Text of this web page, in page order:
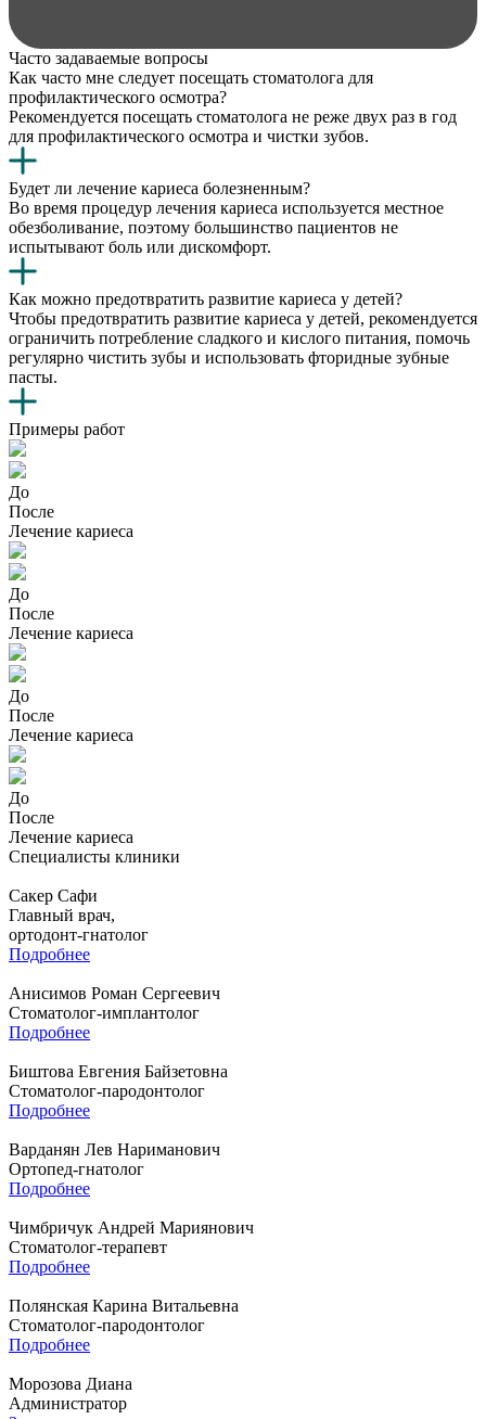
Часто задаваемые вопросы
Как часто мне следует посещать стоматолога для
профилактического осмотра?
Рекомендуется посещать стоматолога не реже двух раз в год
для профилактического осмотра и чистки зубов.
Будет ли лечение кариеса болезненным?
Во время процедур лечения кариеса используется местное
обезболивание, поэтому большинство пациентов не
испытывают боль или дискомфорт.
Как можно предотвратить развитие кариеса у детей?
Чтобы предотвратить развитие кариеса у детей, рекомендуется
ограничить потребление сладкого и кислого питания, помочь
регулярно чистить зубы и использовать фторидные зубные
пасты.
Примеры работ
До
После
Лечение кариеса
До
После
Лечение кариеса
До
После
Лечение кариеса
До
После
Лечение кариеса
Специалисты клиники
Сакер Сафи
Главный врач,
ортодонт-гнатолог
Подробнее
Анисимов Роман Сергеевич
Стоматолог-имплантолог
Подробнее
Биштова Евгения Байзетовна
Стоматолог-пародонтолог
Подробнее
Варданян Лев Нариманович
Ортопед-гнатолог
Подробнее
Чимбричук Андрей Мариянович
Стоматолог-терапевт
Подробнее
Полянская Карина Витальевна
Стоматолог-пародонтолог
Подробнее
Морозова Диана
Администратор